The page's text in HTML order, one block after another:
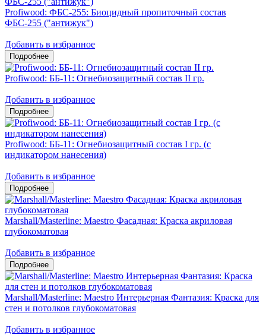
Profiwood: ФБС-255: Биоцидный пропиточный состав
ФБС-255 ("антижук")
Добавить в избранное
Profiwood: ББ-11: Огнебиозащитный состав II гр.
Добавить в избранное
Profiwood: ББ-11: Огнебиозащитный состав I гр. (с
индикатором нанесения)
Добавить в избранное
Marshall/Masterline: Maestro Фасадная: Краска акриловая
глубокоматовая
Добавить в избранное
Marshall/Masterline: Maestro Интерьерная Фантазия: Краска для
стен и потолков глубокоматовая
Добавить в избранное